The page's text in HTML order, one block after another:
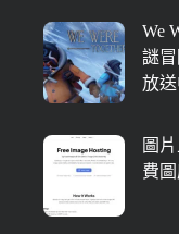
We
謎冒
放送
圖
費